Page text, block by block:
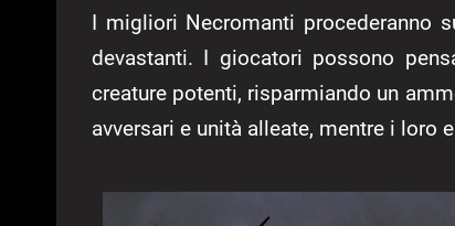
I migliori Necromanti procederanno
devastanti. I giocatori possono
creature potenti, risparmiando un
avversari e unità alleate, mentre i